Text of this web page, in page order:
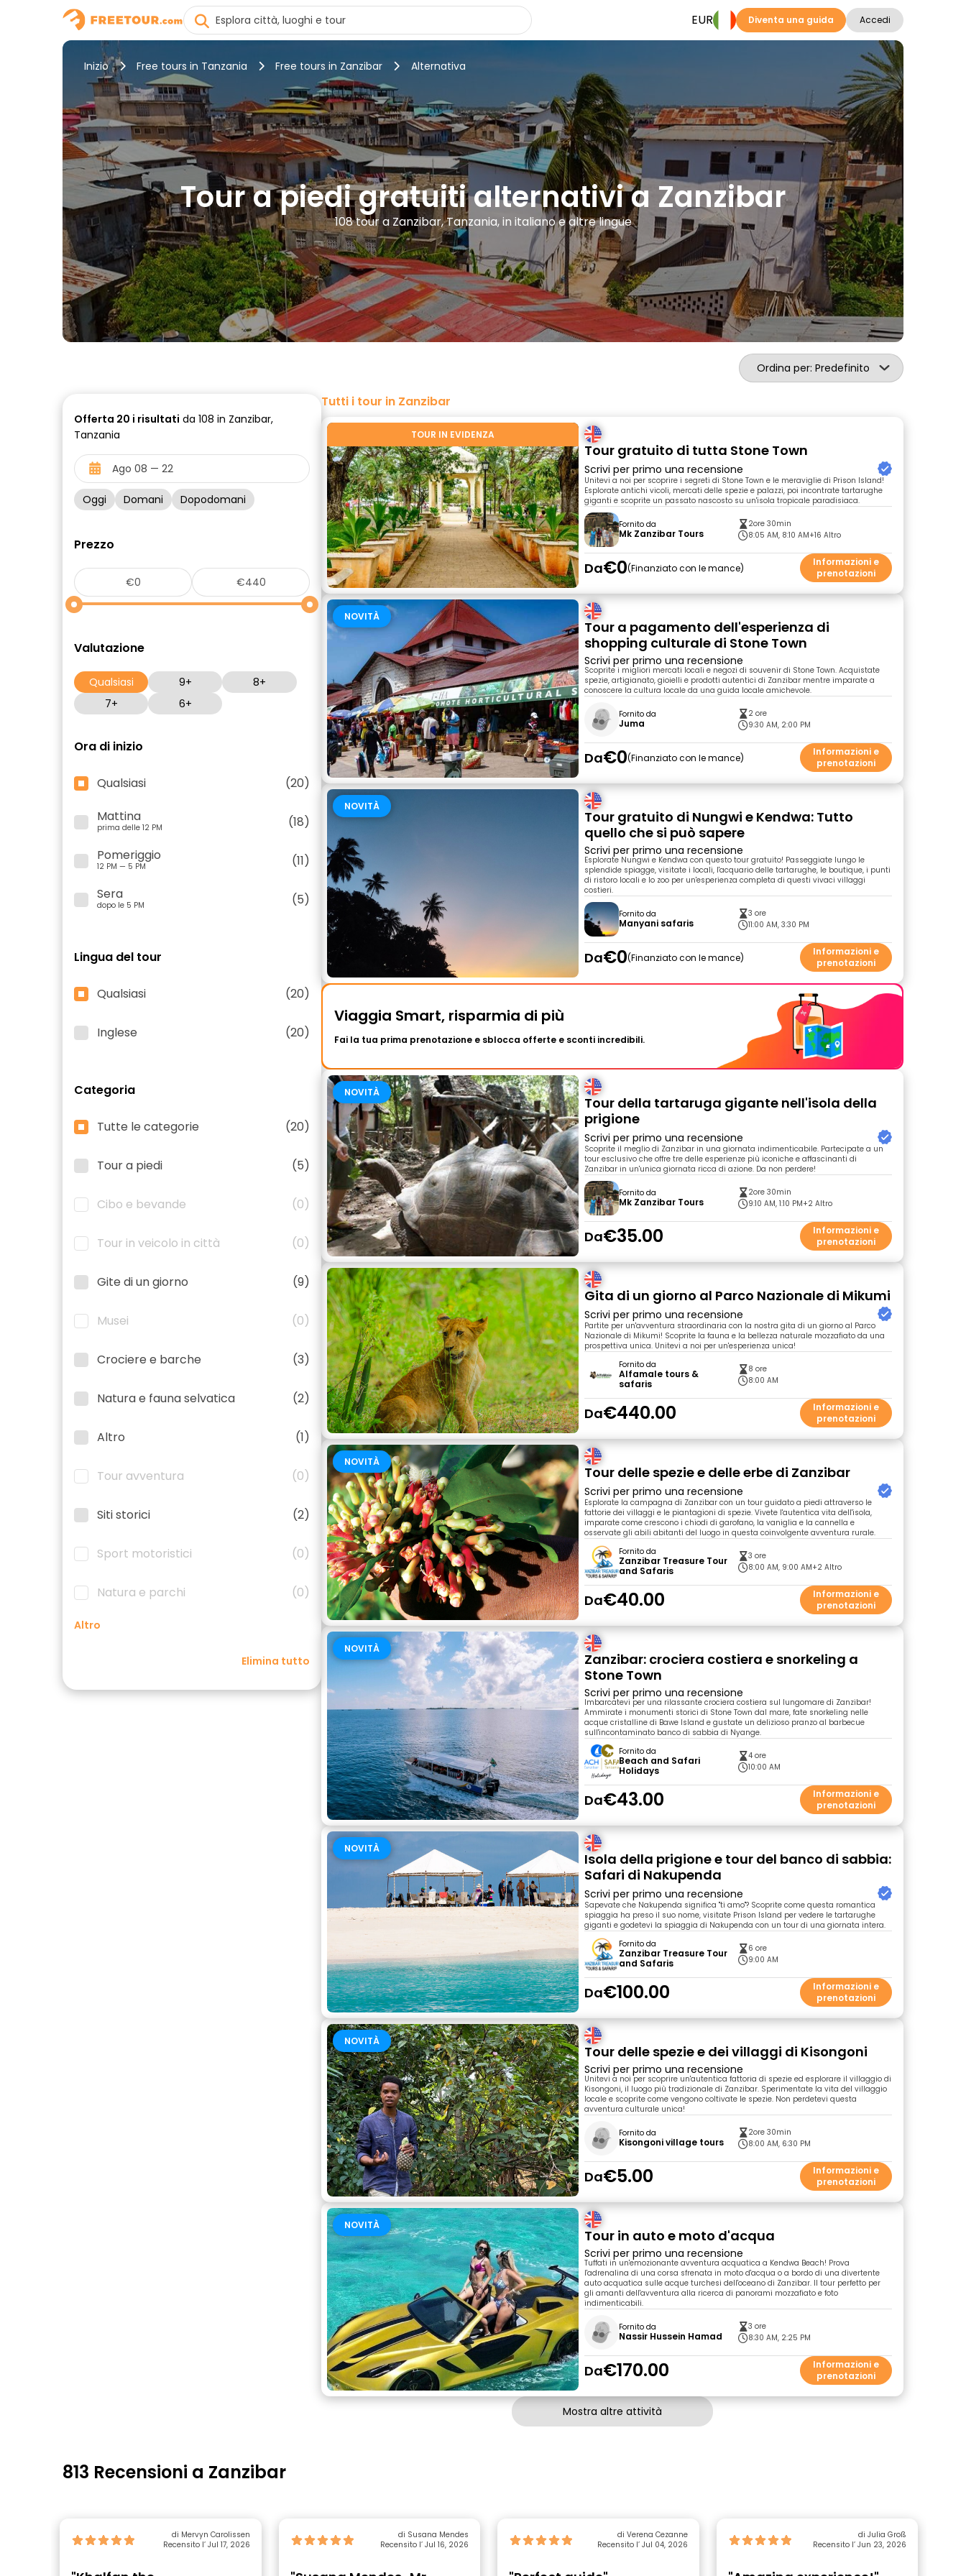
EUR Diventa una guida Accedi
Inizio Free tours in Tanzania Free tours in Zanzibar Alternativa
Tour a piedi gratuiti alternativi a Zanzibar
108 tour a Zanzibar, Tanzania, in italiano e altre lingue
Ordina per: Predefinito
Offerta 20 i risultati da 108 in Zanzibar,
Tanzania
Oggi Domani Dopodomani
Prezzo
Valutazione
Qualsiasi 9+
8+
7+
6+
Ora di inizio
Qualsiasi
(20)
Mattina
prima delle 12 PM
(18)
Pomeriggio
12 PM — 5 PM
(11)
Sera
dopo le 5 PM (5)
Lingua del tour
Qualsiasi (20)
Inglese (20)
Categoria
Tutte le categorie (20)
Tour a piedi (5)
Cibo e bevande (0)
Tour in veicolo in città (0)
Gite di un giorno (9)
Musei (0)
Crociere e barche (3)
Natura e fauna selvatica (2)
Altro (1)
Tour avventura (0)
Siti storici (2)
Sport motoristici (0)
Natura e parchi (0)
Altro
Elimina tutto
Tutti i tour in Zanzibar
TOUR IN EVIDENZA
Tour gratuito di tutta Stone Town
Scrivi per primo una recensione
Unitevi a noi per scoprire i segreti di Stone Town e le meraviglie di Prison Island!
Esplorate antichi vicoli, mercati delle spezie e palazzi, poi incontrate tartarughe
giganti e scoprite un passato nascosto su un'isola tropicale paradisiaca.
Fornito da
Mk Zanzibar Tours
2ore 30min
8:05 AM, 8:10 AM+16 Altro
Da€0 Finanziato con le mance
Informazioni e
prenotazioni
NOVITÀ
Tour a pagamento dell'esperienza di
shopping culturale di Stone Town
Scrivi per primo una recensione
Scoprite i migliori mercati locali e negozi di souvenir di Stone Town. Acquistate
spezie, artigianato, gioielli e prodotti autentici di Zanzibar mentre imparate a
conoscere la cultura locale da una guida locale amichevole.
Fornito da
Juma
2 ore
9:30 AM, 2:00 PM
Da€0 Finanziato con le mance
Informazioni e
prenotazioni
NOVITÀ
Tour gratuito di Nungwi e Kendwa: Tutto
quello che si può sapere
Scrivi per primo una recensione
Esplorate Nungwi e Kendwa con questo tour gratuito! Passeggiate lungo le
splendide spiagge, visitate i locali, l'acquario delle tartarughe, le boutique, i punti
di ristoro locali e lo zoo per un'esperienza completa di questi vivaci villaggi
costieri.
Fornito da
Manyani safaris
3 ore
11:00 AM, 3:30 PM
Da€0 Finanziato con le mance
Informazioni e
prenotazioni
Viaggia Smart, risparmia di più
Fai la tua prima prenotazione e sblocca offerte e sconti incredibili.
NOVITÀ
Tour della tartaruga gigante nell'isola della
prigione
Scrivi per primo una recensione
Scoprite il meglio di Zanzibar in una giornata indimenticabile. Partecipate a un
tour esclusivo che offre tre delle esperienze più iconiche e affascinanti di
Zanzibar in un'unica giornata ricca di azione. Da non perdere!
Fornito da
Mk Zanzibar Tours
2ore 30min
9:10 AM, 1:10 PM+2 Altro
Da€35.00
Informazioni e
prenotazioni
Gita di un giorno al Parco Nazionale di Mikumi
Scrivi per primo una recensione
Partite per un'avventura straordinaria con la nostra gita di un giorno al Parco
Nazionale di Mikumi! Scoprite la fauna e la bellezza naturale mozzafiato da una
prospettiva unica. Unitevi a noi per un'esperienza unica!
Fornito da
Alfamale tours &
safaris
8 ore
8:00 AM
Da€440.00
Informazioni e
prenotazioni
NOVITÀ
Tour delle spezie e delle erbe di Zanzibar
Scrivi per primo una recensione
Esplorate la campagna di Zanzibar con un tour guidato a piedi attraverso le
fattorie dei villaggi e le piantagioni di spezie. Vivete l'autentica vita dell'isola,
imparate come crescono i chiodi di garofano, la vaniglia e la cannella e
osservate gli abili abitanti del luogo in questa coinvolgente avventura rurale.
Fornito da
Zanzibar Treasure Tour
and Safaris
3 ore
8:00 AM, 9:00 AM+2 Altro
Da€40.00
Informazioni e
prenotazioni
NOVITÀ
Zanzibar: crociera costiera e snorkeling a
Stone Town
Scrivi per primo una recensione
Imbarcatevi per una rilassante crociera costiera sul lungomare di Zanzibar!
Ammirate i monumenti storici di Stone Town dal mare, fate snorkeling nelle
acque cristalline di Bawe Island e gustate un delizioso pranzo al barbecue
sull'incontaminato banco di sabbia di Nyange.
Fornito da
Beach and Safari
Holidays
4 ore
10:00 AM
Da€43.00
Informazioni e
prenotazioni
NOVITÀ
Isola della prigione e tour del banco di sabbia:
Safari di Nakupenda
Scrivi per primo una recensione
Sapevate che Nakupenda significa "ti amo"? Scoprite come questa romantica
spiaggia ha preso il suo nome, visitate Prison Island per vedere le tartarughe
giganti e godetevi la spiaggia di Nakupenda con un tour di una giornata intera.
Fornito da
Zanzibar Treasure Tour
and Safaris
6 ore
9:00 AM
Da€100.00
Informazioni e
prenotazioni
NOVITÀ
Tour delle spezie e dei villaggi di Kisongoni
Scrivi per primo una recensione
Unitevi a noi per scoprire un'autentica fattoria di spezie ed esplorare il villaggio di
Kisongoni, il luogo più tradizionale di Zanzibar. Sperimentate la vita del villaggio
locale e scoprite come vengono coltivate le spezie. Non perdetevi questa
avventura culturale unica!
Fornito da
Kisongoni village tours
2ore 30min
8:00 AM, 6:30 PM
Da€5.00
Informazioni e
prenotazioni
NOVITÀ
Tour in auto e moto d'acqua
Scrivi per primo una recensione
Tuffati in un'emozionante avventura acquatica a Kendwa Beach! Prova
l'adrenalina di una corsa sfrenata in moto d'acqua o a bordo di una divertente
auto acquatica sulle acque turchesi dell'oceano di Zanzibar. Il tour perfetto per
gli amanti dell'avventura alla ricerca di panorami mozzafiato e foto
indimenticabili.
Fornito da
Nassir Hussein Hamad
3 ore
8:30 AM, 2:25 PM
Da€170.00
Informazioni e
prenotazioni
Mostra altre attività
813 Recensioni a Zanzibar
di Mervyn Carolissen
Recensito l’ Jul 17, 2026
di Susana Mendes
Recensito l’ Jul 16, 2026
di Verena Cezanne
Recensito l’ Jul 04, 2026
di Julia Groß
Recensito l’ Jun 23, 2026